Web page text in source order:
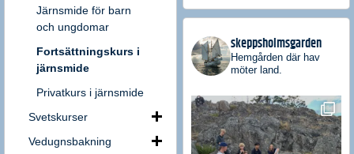
Järnsmide för barn
och ungdomar
Fortsättningskurs i
järnsmide
Privatkurs i järnsmide
Svetskurser
Vedugnsbakning
skeppsholmsgarden
Hemgården där hav
möter land.